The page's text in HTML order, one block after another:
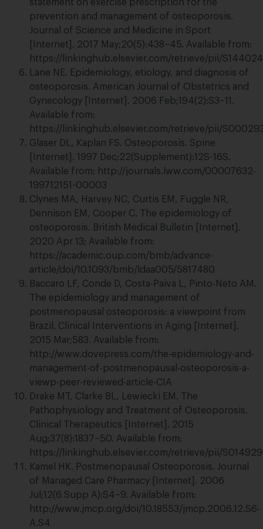
statement on exercise prescription for the
prevention and management of osteoporosis.
Journal of Science and Medicine in Sport
[Internet]. 2017 May;20(5):438–45. Available from:
https://linkinghub.elsevier.com/retrieve/pii/
Lane NE. Epidemiology, etiology, and diagnosis of
osteoporosis. American Journal of Obstetrics and
Gynecology [Internet]. 2006 Feb;194(2):S3–11.
Available from:
https://linkinghub.elsevier.com/retrieve/pii/
Glaser DL, Kaplan FS. Osteoporosis. Spine
[Internet]. 1997 Dec;22(Supplement):12S-16S.
Available from: http://journals.lww.com/00007632-
199712151-00003
Clynes MA, Harvey NC, Curtis EM, Fuggle NR,
Dennison EM, Cooper C. The epidemiology of
osteoporosis. British Medical Bulletin [Internet].
2020 Apr 13; Available from:
https://academic.oup.com/bmb/advance-
article/doi/10.1093/bmb/ldaa005/5817480
Baccaro LF, Conde D, Costa-Paiva L, Pinto-Neto AM.
The epidemiology and management of
postmenopausal osteoporosis: a viewpoint from
Brazil. Clinical Interventions in Aging [Internet].
2015 Mar;583. Available from:
http://www.dovepress.com/the-epidemiology-and-
management-of-postmenopausal-osteoporosis-a-
viewp-peer-reviewed-article-CIA
Drake MT, Clarke BL, Lewiecki EM. The
Pathophysiology and Treatment of Osteoporosis.
Clinical Therapeutics [Internet]. 2015
Aug;37(8):1837–50. Available from:
https://linkinghub.elsevier.com/retrieve/pii/
Kamel HK. Postmenopausal Osteoporosis. Journal
of Managed Care Pharmacy [Internet]. 2006
Jul;12(6 Supp A):S4–9. Available from:
http://www.jmcp.org/doi/10.18553/jmcp.2006.12.S6-
A.S4